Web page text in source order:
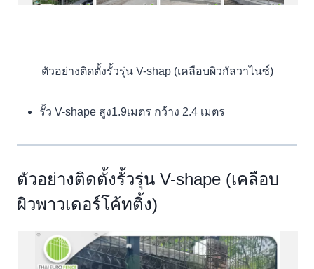
ตัวอย่างติดตั้งรั้วรุ่น V-shap (เคลือบผิวกัลวาไนซ์)
รั้ว V-shape สูง1.9เมตร กว้าง 2.4 เมตร
ตัวอย่างติดตั้งรั้วรุ่น V-shape (เคลือบ
ผิวพาวเดอร์โค้ทติ้ง)